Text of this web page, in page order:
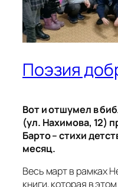
Поэзия
Вот и отшумел в
(ул. Нахимова, 12)
Барто – стихи
месяц.
Весь март в рамках
книги, которая в